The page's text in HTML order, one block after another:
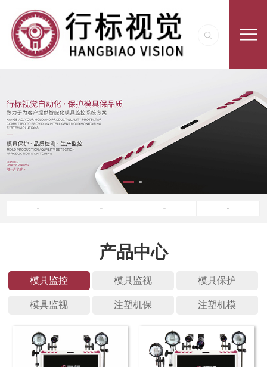
产品中心
模具监控 模具监视 模具保护
模具监视 注塑机保 注塑机模